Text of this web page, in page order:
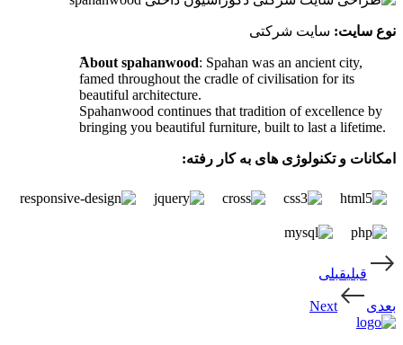
نوع سایت: سایت شرکتی
َAbout spahanwood: Spahan was an ancient city,
famed throughout the cradle of civilisation for its
beautiful architecture.
Spahanwood continues that tradition of excellence by
bringing you beautiful furniture, built to last a lifetime.
امکانات و تکنولوژی های به کار رفته:
قبليقبلی
بعدی